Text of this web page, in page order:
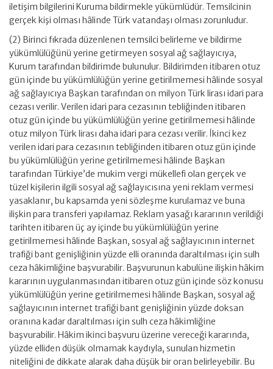
iletişim bilgilerini Kuruma bildirmekle yükümlüdür. Temsilcinin
gerçek kişi olması hâlinde Türk vatandaşı olması zorunludur.
(2) Birinci fıkrada düzenlenen temsilci belirleme ve bildirme
yükümlülüğünü yerine getirmeyen sosyal ağ sağlayıcıya,
Kurum tarafından bildirimde bulunulur. Bildirimden itibaren otuz
gün içinde bu yükümlülüğün yerine getirilmemesi hâlinde sosyal
ağ sağlayıcıya Başkan tarafından on milyon Türk lirası idari para
cezası verilir. Verilen idari para cezasının tebliğinden itibaren
otuz gün içinde bu yükümlülüğün yerine getirilmemesi hâlinde
otuz milyon Türk lirası daha idari para cezası verilir. İkinci kez
verilen idari para cezasının tebliğinden itibaren otuz gün içinde
bu yükümlülüğün yerine getirilmemesi hâlinde Başkan
tarafından Türkiye’de mukim vergi mükellefi olan gerçek ve
tüzel kişilerin ilgili sosyal ağ sağlayıcısına yeni reklam vermesi
yasaklanır, bu kapsamda yeni sözleşme kurulamaz ve buna
ilişkin para transferi yapılamaz. Reklam yasağı kararının verildiği
tarihten itibaren üç ay içinde bu yükümlülüğün yerine
getirilmemesi hâlinde Başkan, sosyal ağ sağlayıcının internet
trafiği bant genişliğinin yüzde elli oranında daraltılması için sulh
ceza hâkimliğine başvurabilir. Başvurunun kabulüne ilişkin hâkim
kararının uygulanmasından itibaren otuz gün içinde söz konusu
yükümlülüğün yerine getirilmemesi hâlinde Başkan, sosyal ağ
sağlayıcının internet trafiği bant genişliğinin yüzde doksan
oranına kadar daraltılması için sulh ceza hâkimliğine
başvurabilir. Hâkim ikinci başvuru üzerine vereceği kararında,
yüzde elliden düşük olmamak kaydıyla, sunulan hizmetin
niteliğini de dikkate alarak daha düşük bir oran belirleyebilir. Bu